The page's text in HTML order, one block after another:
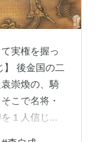
実権を握っ
】 後金国の二
崇煥の、騎
こで名将・
１人信じた